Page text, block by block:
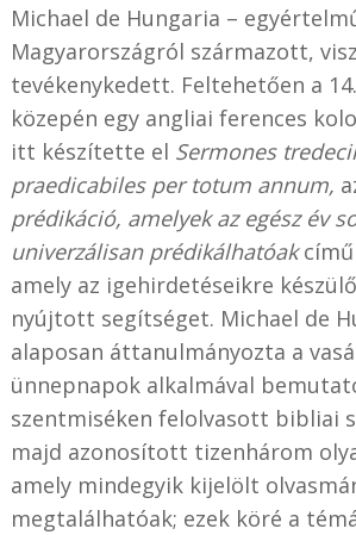
Michael de Hungaria –
Magyarországról származott,
tevékenykedett. Feltehetően a
közepén egy angliai ferences
itt készítette el Sermones
praedicabiles per totum annum,
prédikáció, amelyek az egész év
univerzálisan prédikálhatóakcímű
amely az igehirdetéseikre
nyújtott segítséget. Michael de
alaposan áttanulmányozta a
ünnepnapok alkalmával
szentmiséken felolvasott bibliai
majd azonosított tizenhárom
amely mindegyik kijelölt
megtalálhatóak; ezek köré a